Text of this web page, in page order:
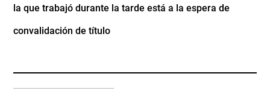
la que trabajó durante la tarde está a la espera de
convalidación de título